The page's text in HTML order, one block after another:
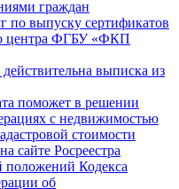
граждан
по выпуску сертификатов
центра ФГБУ «ФКП
выписка из
поможет в решении
с недвижимостью
стоимости
сайте Росреестра
положений Кодекса
об